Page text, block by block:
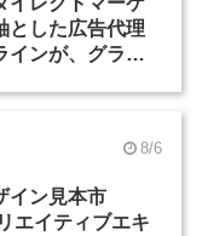
とした広告代理
インが、グラフ
8/6
イン見本市
エイティブエキ